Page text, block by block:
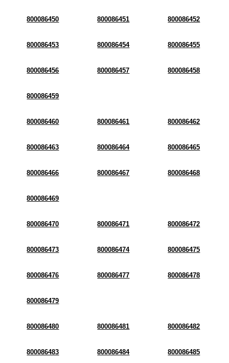
800086450 800086451 800086452
800086453 800086454 800086455
800086456 800086457 800086458
800086459
800086460 800086461 800086462
800086463 800086464 800086465
800086466 800086467 800086468
800086469
800086470 800086471 800086472
800086473 800086474 800086475
800086476 800086477 800086478
800086479
800086480 800086481 800086482
800086483 800086484 800086485